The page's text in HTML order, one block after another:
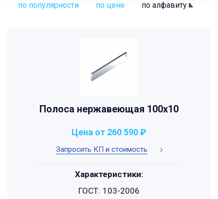
по популярности по цене по алфавиту
Полоса нержавеющая 100х10
Запросить КП и стоимость
Цена от 260 590 ₽
Характеристики:
ГОСТ: 103-2006